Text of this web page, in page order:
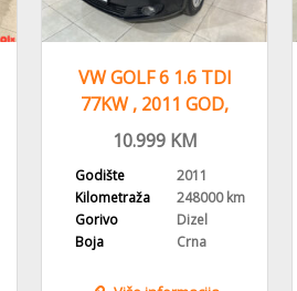
VW GOLF 6 1.6 TDI
77KW , 2011 GOD,
REGISTROVAN,KLIMA
10.999KM
Godište
2011
Kilometraža
248000 km
Gorivo
Dizel
Boja
Crna